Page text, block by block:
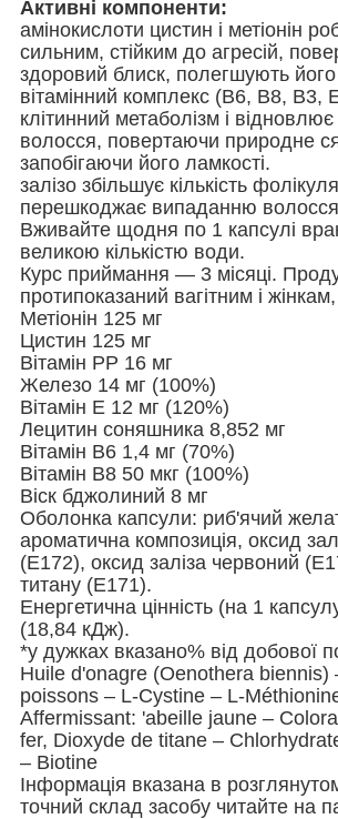
Активні компоненти:
амінокислоти цистин і метіонін
сильним, стійким до агресій,
здоровий блиск, полегшують його
вітамінний комплекс (B6, B8, B3,
клітинний метаболізм і відновлює
волосся, повертаючи природне
запобігаючи його ламкості.
залізо збільшує кількість
перешкоджає випаданню
Вживайте щодня по 1 капсулі
великою кількістю води.
Курс приймання — 3 місяці.
протипоказаний вагітним і
Метіонін 125 мг
Цистин 125 мг
Вітамін PP 16 мг
Железо 14 мг (100%)
Вітамін Е 12 мг (120%)
Лецитин соняшника 8,852 мг
Вітамін В6 1,4 мг (70%)
Вітамін В8 50 мкг (100%)
Віск бджолиний 8 мг
Оболонка капсули: риб'ячий
ароматична композиція, оксид
(Е172), оксид заліза червоний
титану (Е171).
Енергетична цінність (на 1
(18,84 кДж).
*у дужках вказано% від добової
Huile d'onagre (Oenothera biennis)
poissons – L-Cystine – L-
Affermissant: 'abeille jaune –
fer, Dioxyde de titane –
– Biotine
Інформація вказана в
точний склад засобу читайте на